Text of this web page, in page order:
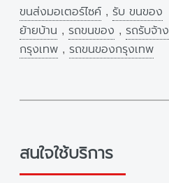
ขนส่งมอเตอร์ไซค์ , รับ ขนของ
ย้ายบ้าน , รถขนของ , รถรับจ้าง
กรุงเทพ , รถขนของกรุงเทพ
สนใจใช้บริการ